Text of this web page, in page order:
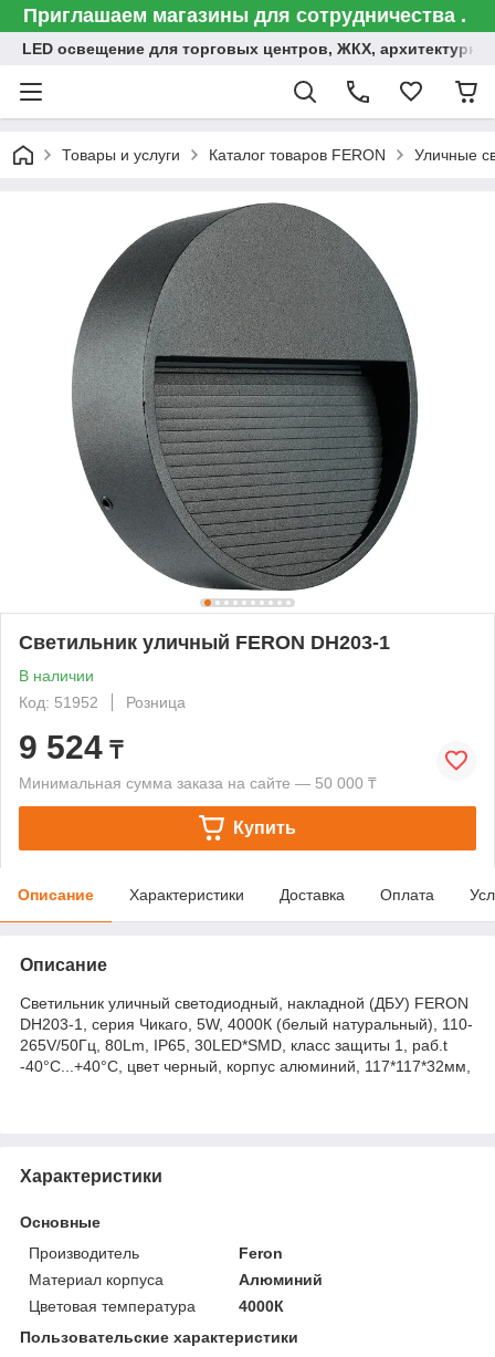
Приглашаем магазины для сотрудничества .
LED освещение для торговых центров, ЖКХ,
Товары и услуги Каталог товаров FERON Уличные
Светильник уличный FERON DH203-1
В наличии
Код: 51952
Розница
9 524 ₸
Минимальная сумма заказа на сайте — 50 000 ₸
Купить
Описание Характеристики Доставка Оплата
Описание
Светильник уличный светодиодный, накладной (ДБУ) FERON
DH203-1, серия Чикаго, 5W, 4000К (белый натуральный), 110-
265V/50Гц, 80Lm, IP65, 30LED*SMD, класс защиты 1, раб.t
-40°C...+40°C, цвет черный, корпус алюминий, 117*117*32мм,
Характеристики
Основные
Производитель
Feron
Материал корпуса
Алюминий
Цветовая температура
4000К
Пользовательские характеристики